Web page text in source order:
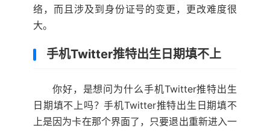
络，而且涉及到身份证号的变更，更改难度很
大。
手机Twitter推特出生日期填不上
你好，是想问为什么手机Twitter推特出生
日期填不上吗？手机Twitter推特出生日期填不
上是因为卡在那个界面了，只要退出重新进入一